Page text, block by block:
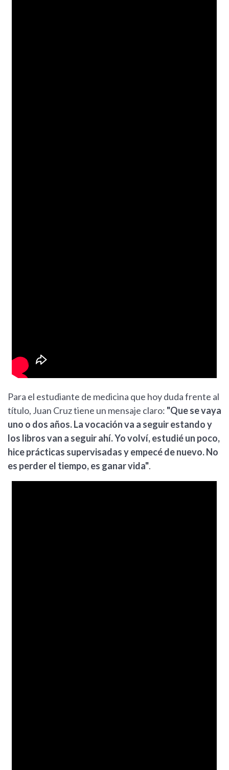
Para el estudiante de medicina que hoy duda frente al
título, Juan Cruz tiene un mensaje claro: "Que se vaya
uno o dos años. La vocación va a seguir estando y
los libros van a seguir ahí. Yo volví, estudié un poco,
hice prácticas supervisadas y empecé de nuevo. No
es perder el tiempo, es ganar vida".